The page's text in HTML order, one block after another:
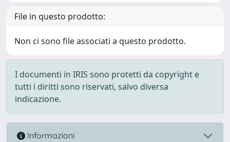
File in questo prodotto:
Non ci sono file associati a questo prodotto.
I documenti in IRIS sono protetti da copyright e
tutti i diritti sono riservati, salvo diversa
indicazione.
Informazioni